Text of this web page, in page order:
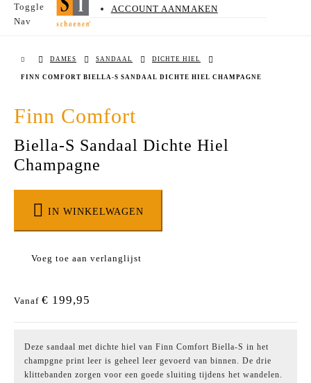
Toggle
Nav
ACCOUNT AANMAKEN
DAMES SANDAAL DICHTE HIEL
FINN COMFORT BIELLA-S SANDAAL DICHTE HIEL CHAMPAGNE
Finn Comfort
Biella-S Sandaal Dichte Hiel
Champagne
Deze sandaal met dichte hiel van Finn Comfort Biella-S in het
champgne print leer is geheel leer gevoerd van binnen. De drie
klittebanden zorgen voor een goede sluiting tijdens het wandelen.
Vanaf € 199,95
IN WINKELWAGEN
Voeg toe aan verlanglijst